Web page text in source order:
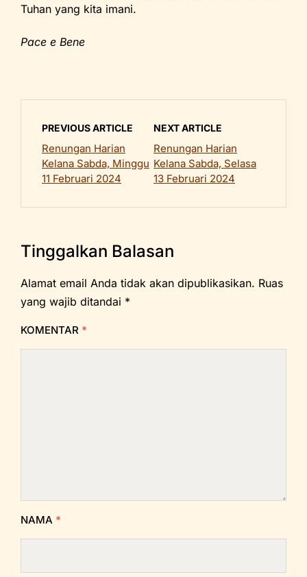
Tuhan yang kita imani.
Pace e Bene
PREVIOUS ARTICLE
Renungan Harian
Kelana Sabda, Minggu
11 Februari 2024
NEXT ARTICLE
Renungan Harian
Kelana Sabda, Selasa
13 Februari 2024
Tinggalkan Balasan
Alamat email Anda tidak akan dipublikasikan. Ruas
yang wajib ditandai *
KOMENTAR *
NAMA *